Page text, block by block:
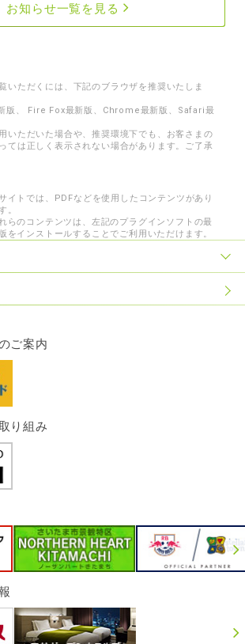
お知らせ一覧を見る
いただくには、下記のブラウザを推奨いたしま
、 Fire Fox最新版、Chrome最新版、Safari最
いただいた場合や、推奨環境下でも、お客さまの
ては正しく表示されない場合があります。ご了承
イトでは、PDFなどを使用したコンテンツがあり
。
らのコンテンツは、左記のプラグインソフトの最
をインストールすることでご利用いただけます。
ご案内
り組み